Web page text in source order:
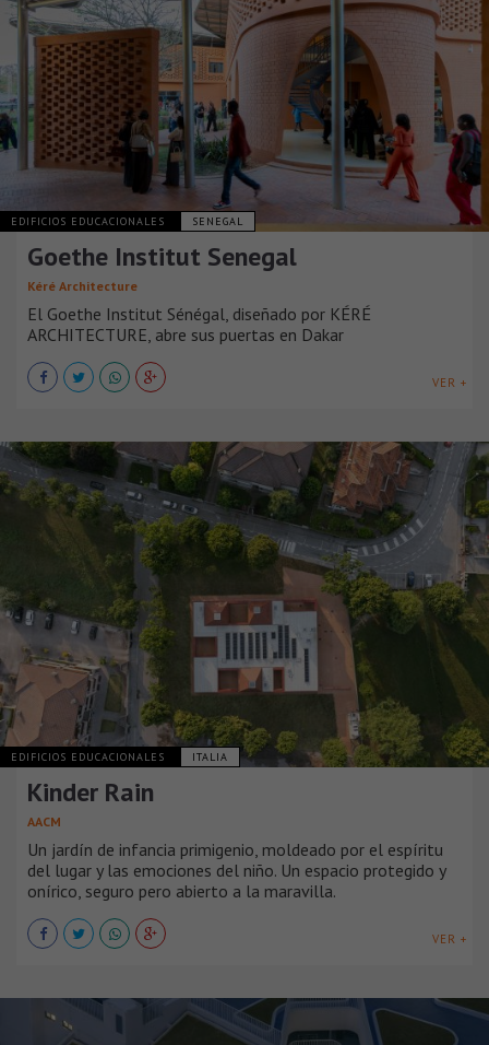
EDIFICIOS EDUCACIONALES SENEGAL
Goethe Institut Senegal
Kéré Architecture
El Goethe Institut Sénégal, diseñado por KÉRÉ
ARCHITECTURE, abre sus puertas en Dakar
VER +
EDIFICIOS EDUCACIONALES ITALIA
Kinder Rain
AACM
Un jardín de infancia primigenio, moldeado por el espíritu
del lugar y las emociones del niño. Un espacio protegido y
onírico, seguro pero abierto a la maravilla.
VER +